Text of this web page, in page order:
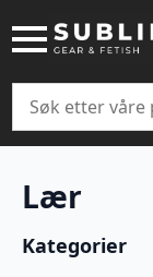
Lær
Kategorier